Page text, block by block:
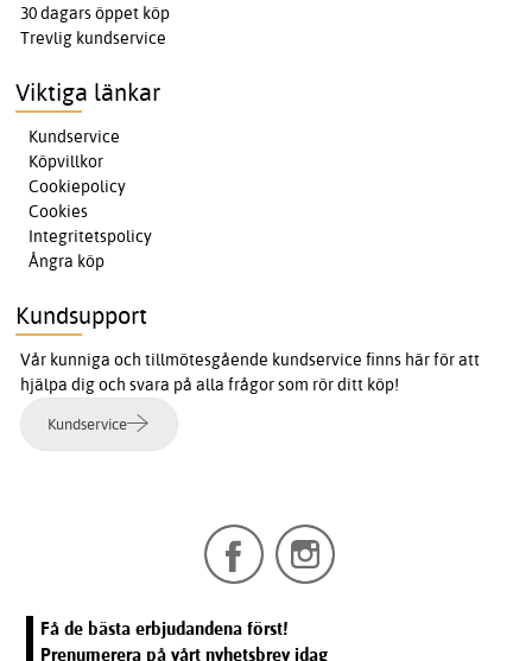
30 dagars öppet köp
Trevlig kundservice
Viktiga länkar
Kundservice
Köpvillkor
Cookiepolicy
Cookies
Integritetspolicy
Ångra köp
Kundsupport
Vår kunniga och tillmötesgående kundservice finns här för att
hjälpa dig och svara på alla frågor som rör ditt köp!
Kundservice
Få de bästa erbjudandena först!
Prenumerera på vårt nyhetsbrev idag